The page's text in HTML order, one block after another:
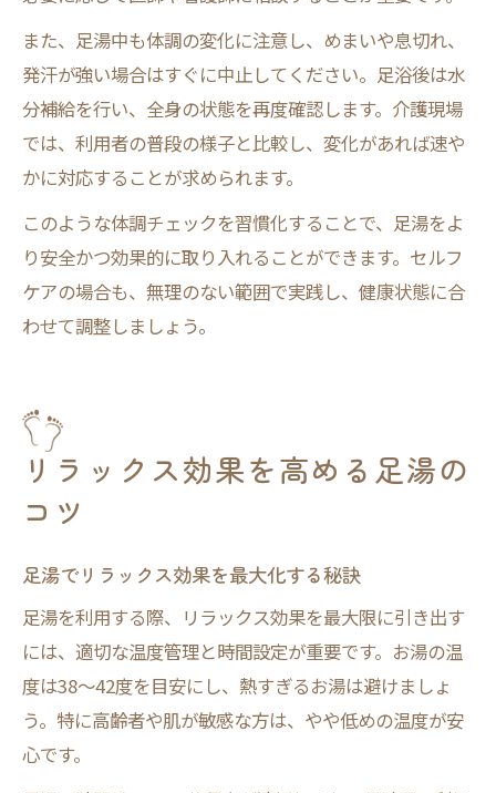
また、足湯中も体調の変化に注意し、めまいや息切れ、
発汗が強い場合はすぐに中止してください。足浴後は水
分補給を行い、全身の状態を再度確認します。介護現場
では、利用者の普段の様子と比較し、変化があれば速や
かに対応することが求められます。
このような体調チェックを習慣化することで、足湯をよ
り安全かつ効果的に取り入れることができます。セルフ
ケアの場合も、無理のない範囲で実践し、健康状態に合
わせて調整しましょう。
リラックス効果を高める足湯の
コツ
足湯でリラックス効果を最大化する秘訣
足湯を利用する際、リラックス効果を最大限に引き出す
には、適切な温度管理と時間設定が重要です。お湯の温
度は38～42度を目安にし、熱すぎるお湯は避けましょ
う。特に高齢者や肌が敏感な方は、やや低めの温度が安
心です。